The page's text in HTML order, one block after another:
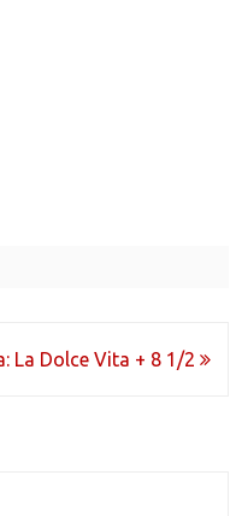
La Dolce Vita + 8 1/2